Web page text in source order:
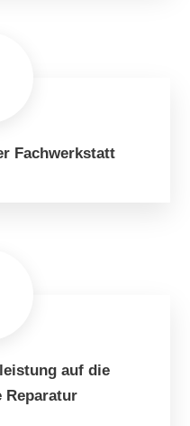
Fachwerkstatt
auf die
Reparatur